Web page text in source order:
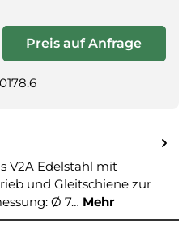
Produkt Anzahl: Gib den
Preis auf Anfrage
V2A Edelstahl mit
und Gleitschiene zur
Ø 7… Mehr